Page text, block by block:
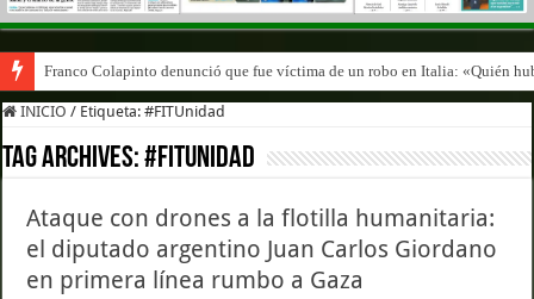
Franco Colapinto denunció que fue víctima de un robo en Italia: «Quién
INICIO / Etiqueta:#FITUnidad
Tag Archives:#FITUnidad
Ataque con drones a la flotilla humanitaria:
el diputado argentino Juan Carlos Giordano
en primera línea rumbo a Gaza